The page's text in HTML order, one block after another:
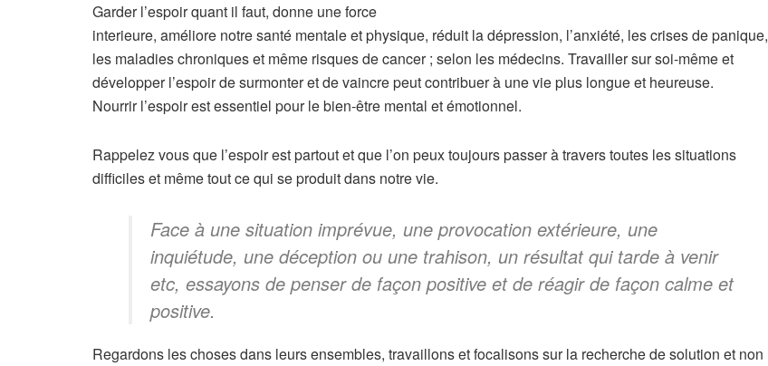
Garder l’espoir quant il faut, donne une force
interieure, améliore notre santé mentale et physique, réduit la dépression, l’anxiété, les crises de panique,
les maladies chroniques et même risques de cancer ; selon les médecins. Travailler sur soi-même et
développer l’espoir de surmonter et de vaincre peut contribuer à une vie plus longue et heureuse.
Nourrir l’espoir est essentiel pour le bien-être mental et émotionnel.
Rappelez vous que l’espoir est partout et que l’on peux toujours passer à travers toutes les situations
difficiles et même tout ce qui se produit dans notre vie.
Face à une situation imprévue, une provocation extérieure, une
inquiétude, une déception ou une trahison, un résultat qui tarde à venir
etc, essayons de penser de façon positive et de réagir de façon calme et
positive.
Regardons les choses dans leurs ensembles, travaillons et focalisons sur la recherche de solution et non